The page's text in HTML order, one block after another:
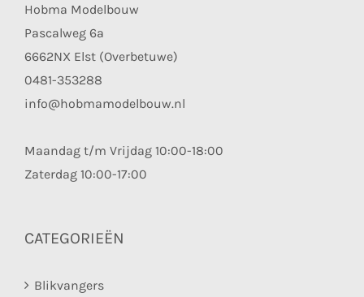
Hobma Modelbouw
Pascalweg 6a
6662NX Elst (Overbetuwe)
0481-353288
info@hobmamodelbouw.nl
Maandag t/m Vrijdag 10:00-18:00
Zaterdag 10:00-17:00
CATEGORIEËN
Blikvangers